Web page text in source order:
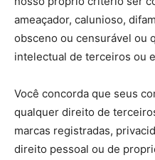
ameaçador, calunioso,
obsceno ou censurável ou
intelectual de terceiros ou
Você concorda que seus
qualquer direito de
marcas registradas,
direito pessoal ou de